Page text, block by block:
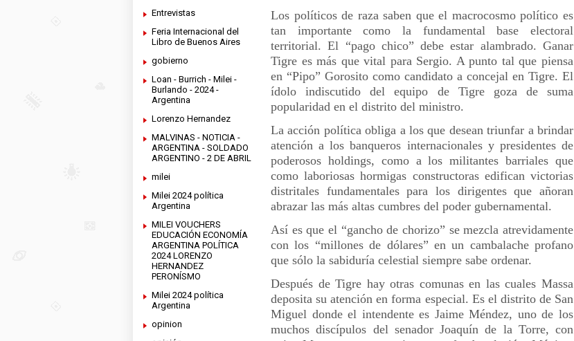
Entrevistas
Feria Internacional del
Libro de Buenos Aires
gobierno
Loan - Burrich - Milei -
Burlando - 2024 -
Argentina
Lorenzo Hernandez
MALVINAS - NOTICIA -
ARGENTINA - SOLDADO
ARGENTINO - 2 DE ABRIL
milei
Milei 2024 política
Argentina
MILEI VOUCHERS
EDUCACIÓN ECONOMÍA
ARGENTINA POLÍTICA
2024 LORENZO
HERNANDEZ
PERONÍSMO
Milei 2024 política
Argentina
opinion
Los políticos de raza saben que el macrocosmo político es
tan importante como la fundamental base electoral
territorial. El “pago chico” debe estar alambrado. Ganar
Tigre es más que vital para Sergio. A punto tal que piensa
en “Pipo” Gorosito como candidato a concejal en Tigre. El
ídolo indiscutido del equipo de Tigre goza de suma
popularidad en el distrito del ministro.
La acción política obliga a los que desean triunfar a brindar
atención a los banqueros internacionales y presidentes de
poderosos holdings, como a los militantes barriales que
como laboriosas hormigas constructoras edifican victorias
distritales fundamentales para los dirigentes que añoran
abrazar las más altas cumbres del poder gubernamental.
Así es que el “gancho de chorizo” se mezcla atrevidamente
con los “millones de dólares” en un cambalache profano
que sólo la sabiduría celestial siempre sabe ordenar.
Después de Tigre hay otras comunas en las cuales Massa
deposita su atención en forma especial. Es el distrito de San
Miguel donde el intendente es Jaime Méndez, uno de los
muchos discípulos del senador Joaquín de la Torre, con